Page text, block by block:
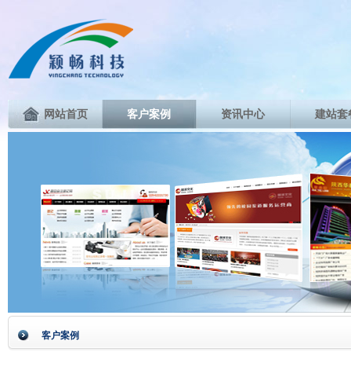
网站首页 客户案例 资讯中心 建站套
客户案例